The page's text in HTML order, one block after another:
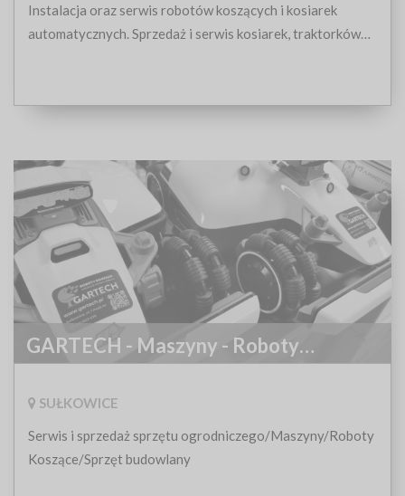
Instalacja oraz serwis robotów koszących i kosiarek
automatycznych. Sprzedaż i serwis kosiarek, traktorków
Partner.
GARTECH - Maszyny - Roboty
SUŁKOWICE
Serwis i sprzedaż sprzętu ogrodniczego/Maszyny/Roboty
Koszące/Sprzęt budowlany